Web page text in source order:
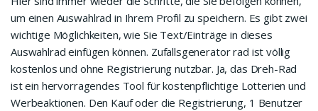
um einen Auswahlrad in Ihrem Profil zu speichern. Es gibt zwei
wichtige Möglichkeiten, wie Sie Text/Einträge in dieses
Auswahlrad einfügen können. Zufallsgenerator rad ist völlig
kostenlos und ohne Registrierung nutzbar. Ja, das Dreh-Rad
ist ein hervorragendes Tool für kostenpflichtige Lotterien und
Werbeaktionen. Den Kauf oder die Registrierung, 1 Benutzer